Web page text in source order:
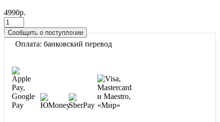
4990р.
Сообщить о поступлении
Оплата: банковский перевод